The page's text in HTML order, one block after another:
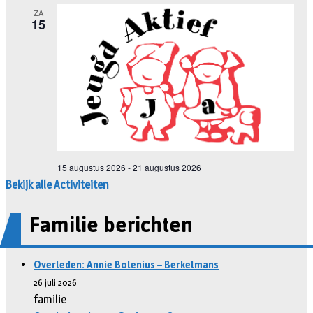
Bekijk alle Activiteiten
Familie berichten
Overleden: Annie Bolenius – Berkelmans
26 juli 2026
familie